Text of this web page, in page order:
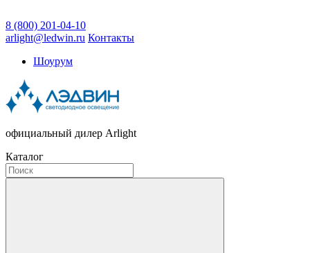
8 (800) 201-04-10
arlight@ledwin.ru Контакты
Шоурум
официальный дилер Arlight
Каталог